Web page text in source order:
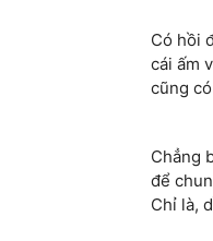
Có hồi
cái ấm
cũng
Chẳng
để
Chỉ là,